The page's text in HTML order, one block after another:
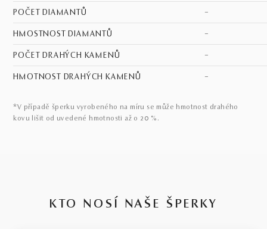
POČET DIAMANTŮ –
HMOSTNOST DIAMANTŮ –
POČET DRAHÝCH KAMENŮ –
HMOTNOST DRAHÝCH KAMENŮ –
*V případě šperku vyrobeného na míru se může hmotnost drahého
kovu lišit od uvedené hmotnosti až o 20 %.
KTO NOSÍ NAŠE ŠPERKY